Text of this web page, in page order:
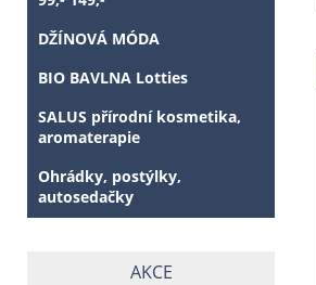
DŽÍNOVÁ MÓDA
BIO BAVLNA Lotties
SALUS přírodní kosmetika,
aromaterapie
Ohrádky, postýlky,
autosedačky
AKCE